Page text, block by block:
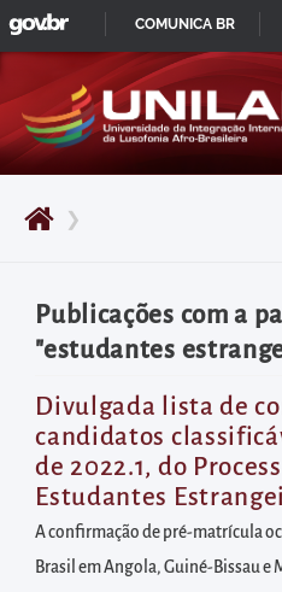
Pular
para
início
do
principal
Acessar
diretamente
o
menu
principal
Acessar
diretamente
à
❯
Publicações com a
"estudantes
Divulgada lista de
candidatos
de 2022.1, do
Estudantes
A confirmação de pré-matrícula
Brasil em Angola, Guiné-Bissau e
IR
GOVBR
COMUNICA BR